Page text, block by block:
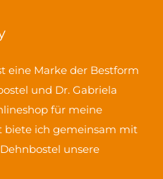
eine Marke der Bestform
und Dr. Gabriela
für meine
biete ich gemeinsam mit
unsere